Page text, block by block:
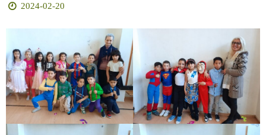
2024-02-20